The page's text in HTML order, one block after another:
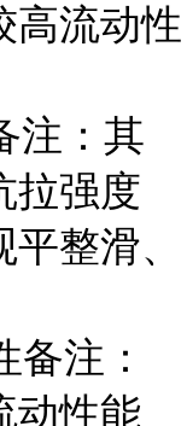
高流动性
：其
拉强度
整滑、
注：
动性能